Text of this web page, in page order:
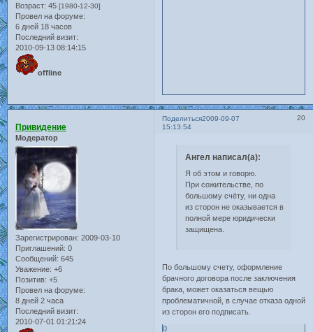
Возраст: 45 [1980-12-30]
Провел на форуме:
6 дней 18 часов
Последний визит:
2010-09-13 08:14:15
offline
Поделиться 20
2009-09-07
15:13:54
Привидение
Модератор
Зарегистрирован: 2009-03-10
Приглашений: 0
Сообщений: 645
Уважение: +6
Позитив: +5
Провел на форуме:
8 дней 2 часа
Последний визит:
2010-07-01 01:21:24
Ангел написал(а):
Я об этом и говорю.
При сожительстве, по
большому счёту, ни одна
из сторон не оказывается в
полной мере юридически
защищена.
По большому счету, оформление
брачного договора после заключения
брака, может оказаться вещью
проблематичной, в случае отказа одной
из сторон его подписать.
0